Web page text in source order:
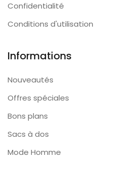
Confidentialité
Conditions d'utilisation
Informations
Nouveautés
Offres spéciales
Bons plans
Sacs à dos
Mode Homme